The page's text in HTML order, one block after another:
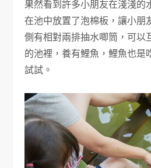
果然看到許多小朋友在淺淺的
在池中放置了泡棉板，讓小朋
側有相對兩排抽水唧筒，可以
的池裡，養有鯉魚，鯉魚也是
試試。